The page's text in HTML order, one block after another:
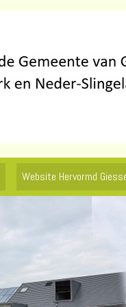
Website Hervormd